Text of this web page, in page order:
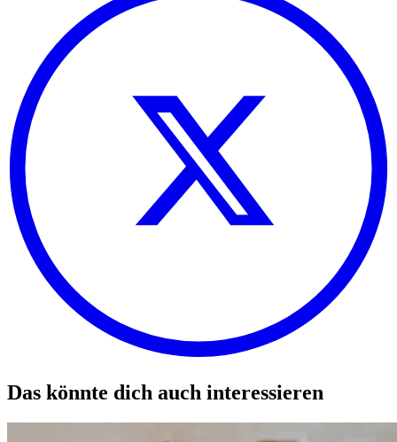
Das könnte dich auch interessieren